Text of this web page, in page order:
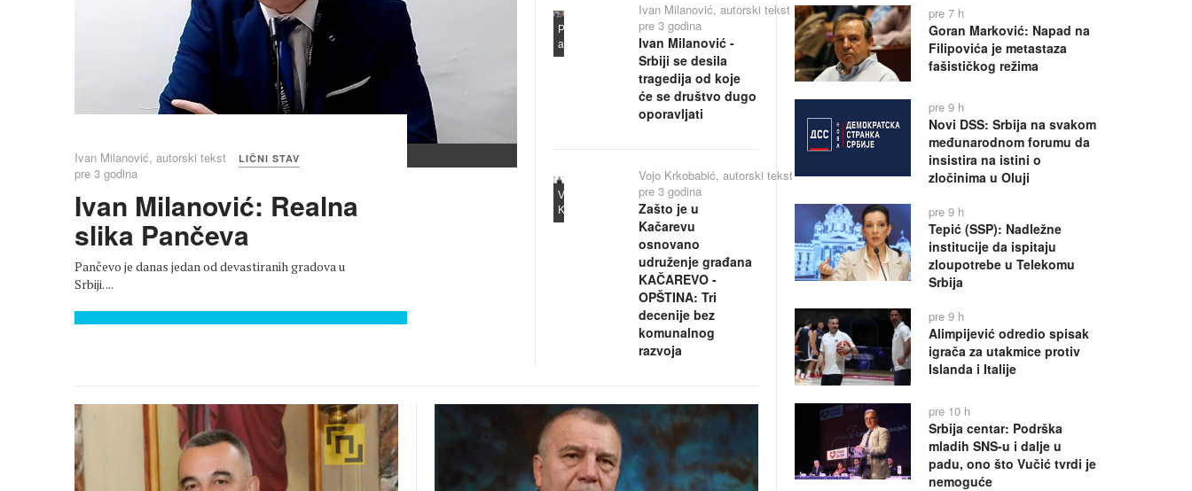
Privatna arhiva
Ivan Milanović, autorski tekst LIČNI STAV
pre 3 godina
Ivan Milanović: Realna
slika Pančeva
Pančevo je danas jedan od devastiranih gradova u
Srbiji. ...
Privatna
arhiva
Ivan Milanović, autorski tekst
pre 3 godina
Ivan Milanović -
Srbiji se desila
tragedija od koje
će se društvo dugo
oporavljati
Vojo
Krkobabić
Vojo Krkobabić, autorski tekst
pre 3 godina
Zašto je u
Kačarevu
osnovano
udruženje građana
KAČAREVO -
OPŠTINA: Tri
decenije bez
komunalnog
razvoja
pre 7 h
Goran Marković: Napad na
Filipovića je metastaza
fašističkog režima
pre 9 h
Novi DSS: Srbija na svakom
međunarodnom forumu da
insistira na istini o
zločinima u Oluji
pre 9 h
Tepić (SSP): Nadležne
institucije da ispitaju
zloupotrebe u Telekomu
Srbija
pre 9 h
Alimpijević odredio spisak
igrača za utakmice protiv
Islanda i Italije
pre 10 h
Srbija centar: Podrška
mladih SNS-u i dalje u
padu, ono što Vučić tvrdi je
nemoguće